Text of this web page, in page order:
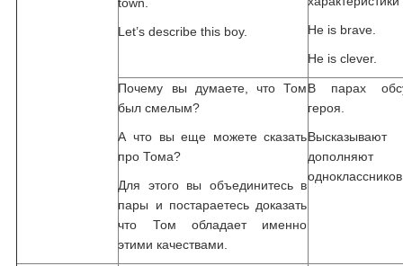
Let’s describe this boy.
He is brave.
He is clever.
Почему вы думаете, что Том
был смелым?
А что вы еще можете сказать
про Тома?
Для этого вы объединитесь в
пары и постараетесь доказать
что Том обладает именно
этими качествами.
В парах
героя.